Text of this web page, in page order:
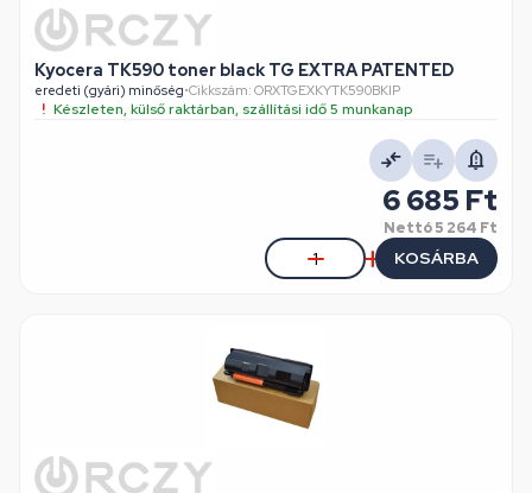
Kyocera TK590 toner black TG EXTRA PATENTED
eredeti (gyári) minőség•Cikkszám: ORXTGEXKYTK590BKIP
Készleten, külső raktárban, szállítási idő 5 munkanap
6 685 Ft
Nettó5 264 Ft
KOSÁRBA